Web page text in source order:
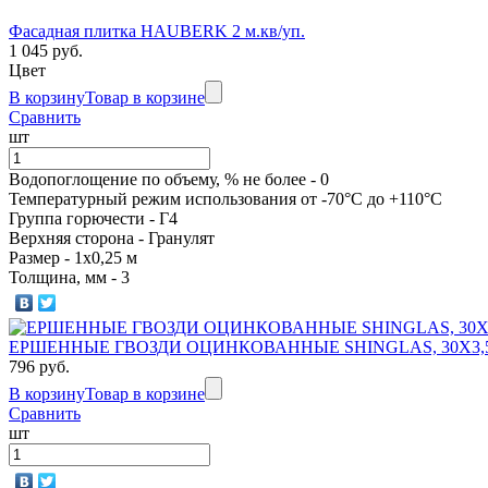
Цинк
Ю-пласт
KNAUF
ТИЗОЛ
IZOVER
ТЕХНОНИКОЛЬ
ИЗБА
Katrilli Золотой песок
Katrilli Кора дерева
Katrilli Осенний красный
Katrilli Серый
Katrilli Синий
Rocky Балтика
Rocky Голубая лагуна
Фасадная плитка HAUBERK 2 м.кв/уп.
1 045 руб.
Цвет
В корзинуТовар в корзине
Сравнить
шт
Водопоглощение по объему, % не более - 0
Температурный режим использования от -70°С до +110°С
Группа горючести - Г4
Верхняя сторона - Гранулят
Размер - 1х0,25 м
Толщина, мм - 3
ЕРШЕННЫЕ ГВОЗДИ ОЦИНКОВАННЫЕ SHINGLAS,
796 руб.
В корзинуТовар в корзине
Сравнить
шт